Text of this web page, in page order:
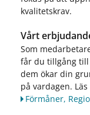
kvalitetskrav.
Vårt
Som
får du tillgång till
dem ökar din
på vardagen.
Förmåner,